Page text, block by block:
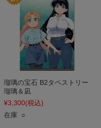
瑠璃の宝石 B2タペストリー
瑠璃＆凪
¥3,300(税込)
在庫 ○